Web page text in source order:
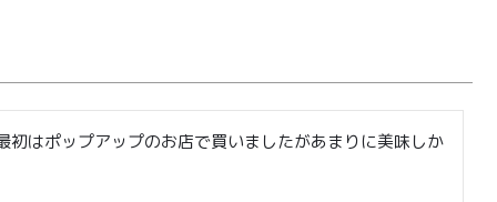
はポップアップのお店で買いましたがあまりに美味しか